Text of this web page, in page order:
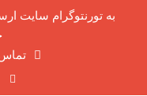
به تورنتوگرام سایت
تماس با